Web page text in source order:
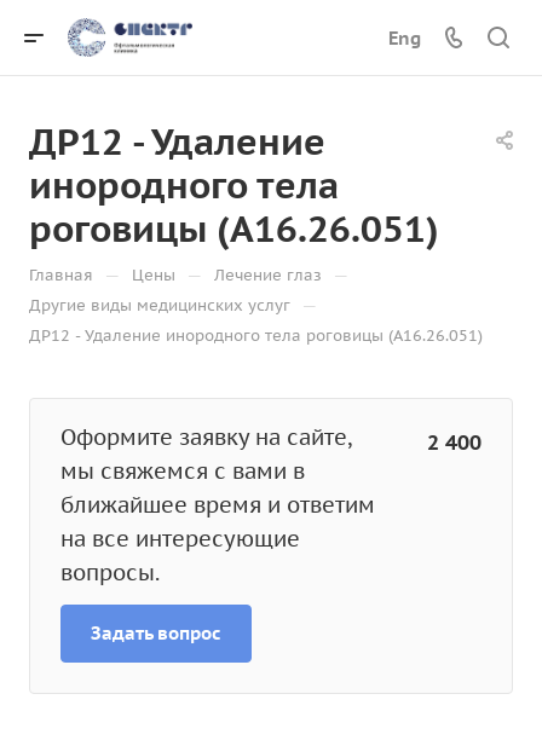
Eng
ДР12 - Удаление
инородного тела
роговицы (A16.26.051)
Главная — Цены — Лечение глаз —
Другие виды медицинских услуг —
ДР12 - Удаление инородного тела роговицы (A16.26.051)
Оформите заявку на сайте,
мы свяжемся с вами в
ближайшее время и ответим
на все интересующие
вопросы.
2 400
Задать вопрос